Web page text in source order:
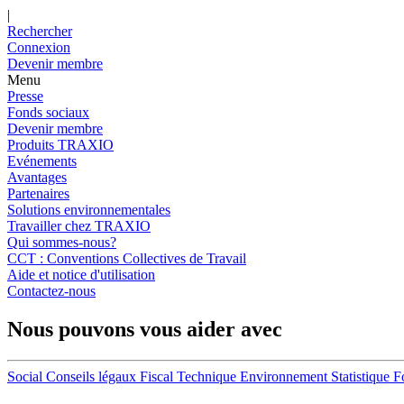
|
Rechercher
Connexion
Devenir membre
Menu
Presse
Fonds sociaux
Devenir membre
Produits TRAXIO
Evénements
Avantages
Partenaires
Solutions environnementales
Travailler chez TRAXIO
Qui sommes-nous?
CCT : Conventions Collectives de Travail
Aide et notice d'utilisation
Contactez-nous
Nous pouvons vous aider avec
Social Conseils légaux Fiscal Technique Environnement Statistique